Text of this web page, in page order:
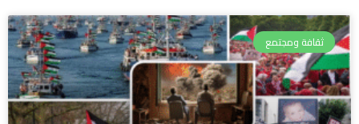
ثقافة ومجتمع